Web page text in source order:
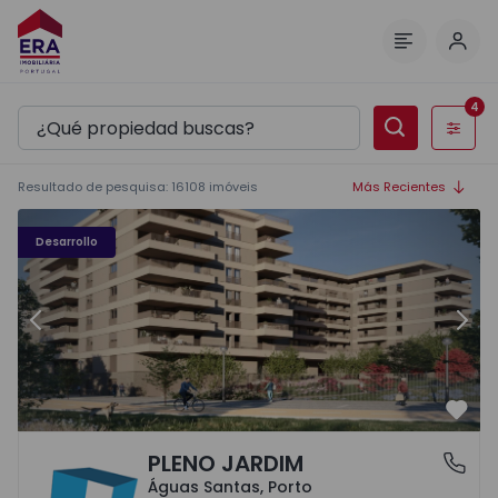
Filtros
4
Resultado de pesquisa: 16108 imóveis Más Recientes
Desarrollo
PLENO JARDIM - 3
Anterior
Águas Santas, PortoPLENO JARDIM
Águas Santas, Porto